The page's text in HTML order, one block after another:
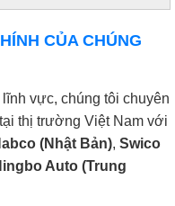
CỦA CHÚNG
vực, chúng tôi chuyên
thị trường Việt Nam với
(Nhật Bản), Swico
Auto (Trung